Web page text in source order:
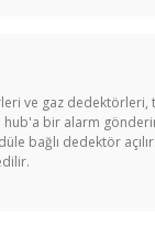
ve gaz
hub'a bir alarm
bağlı dedektör